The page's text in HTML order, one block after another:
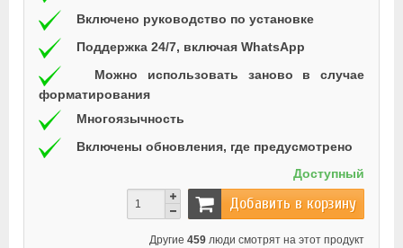
Включено руководство по установке
Поддержка 24/7, включая WhatsApp
Можно использовать заново в случае
форматирования
Многоязычность
Включены обновления, где предусмотрено
Доступный
Добавить в корзину
Другие 459 люди смотрят на этот продукт